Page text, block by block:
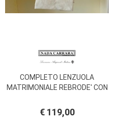
COMPLETO LENZUOLA
MATRIMONIALE REBRODE' CON
€ 119,00